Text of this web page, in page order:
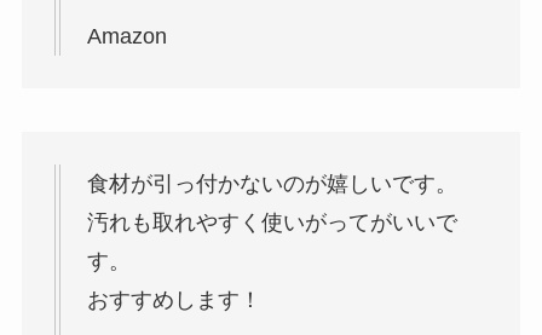
Amazon
食材が引っ付かないのが嬉しいです。
汚れも取れやすく使いがってがいいで
す。
おすすめします！